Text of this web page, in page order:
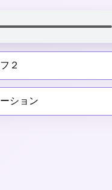
２
ション